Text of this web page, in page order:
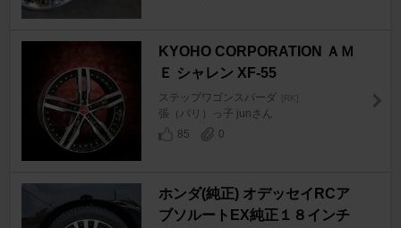
KYOHO CORPORATION ＡＭ
Ｅ シャレン XF-55
ステップワゴンスパーダ [RK]
張（バリ）っ子 junさん
85
0
ホンダ(純正) オデッセイRCア
ブソルートEX純正１８インチ